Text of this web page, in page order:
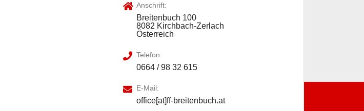
Anschrift:
Breitenbuch 100
8082 Kirchbach-Zerlach
Österreich
Telefon:
0664 / 98 32 615
E-Mail:
office[at]ff-breitenbuch.at